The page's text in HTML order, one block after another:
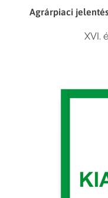
Agrárpiaci
XVI.